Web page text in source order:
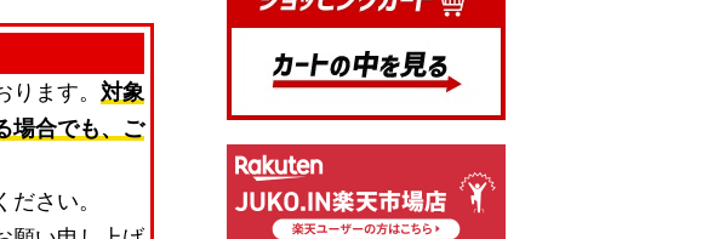
ます。 対象
場合でも、ご
さい。